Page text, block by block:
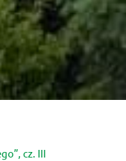
cz. III